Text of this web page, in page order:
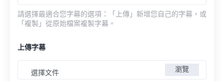
請選擇最適合您字幕的選項：「上傳」新增您自己的字幕，或
「複製」從原始檔案複製字幕。
上傳字幕
選擇文件 瀏覽